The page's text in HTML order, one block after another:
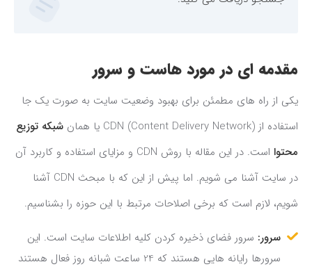
مقدمه ای در مورد هاست و سرور
یکی از راه های مطمئن برای بهبود وضعیت سایت به صورت یک جا
استفاده از CDN (Content Delivery Network) یا همان
شبکه توزیع
محتوا
است. در این مقاله با روش CDN و مزایای استفاده و کاربرد آن
در سایت آشنا می شویم. اما پیش از این که با مبحث CDN آشنا
شویم، لازم است که برخی اصلاحات مرتبط با این حوزه را بشناسیم.
سرور: سرور فضای ذخیره کردن کلیه اطلاعات سایت است. این
سرورها رایانه هایی هستند که 24 ساعت شبانه روز فعال هستند